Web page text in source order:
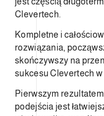
Clevertech.
Kompletne i
rozwiązania,
skończywszy na
sukcesu Clevertech
Pierwszym
podejścia jest